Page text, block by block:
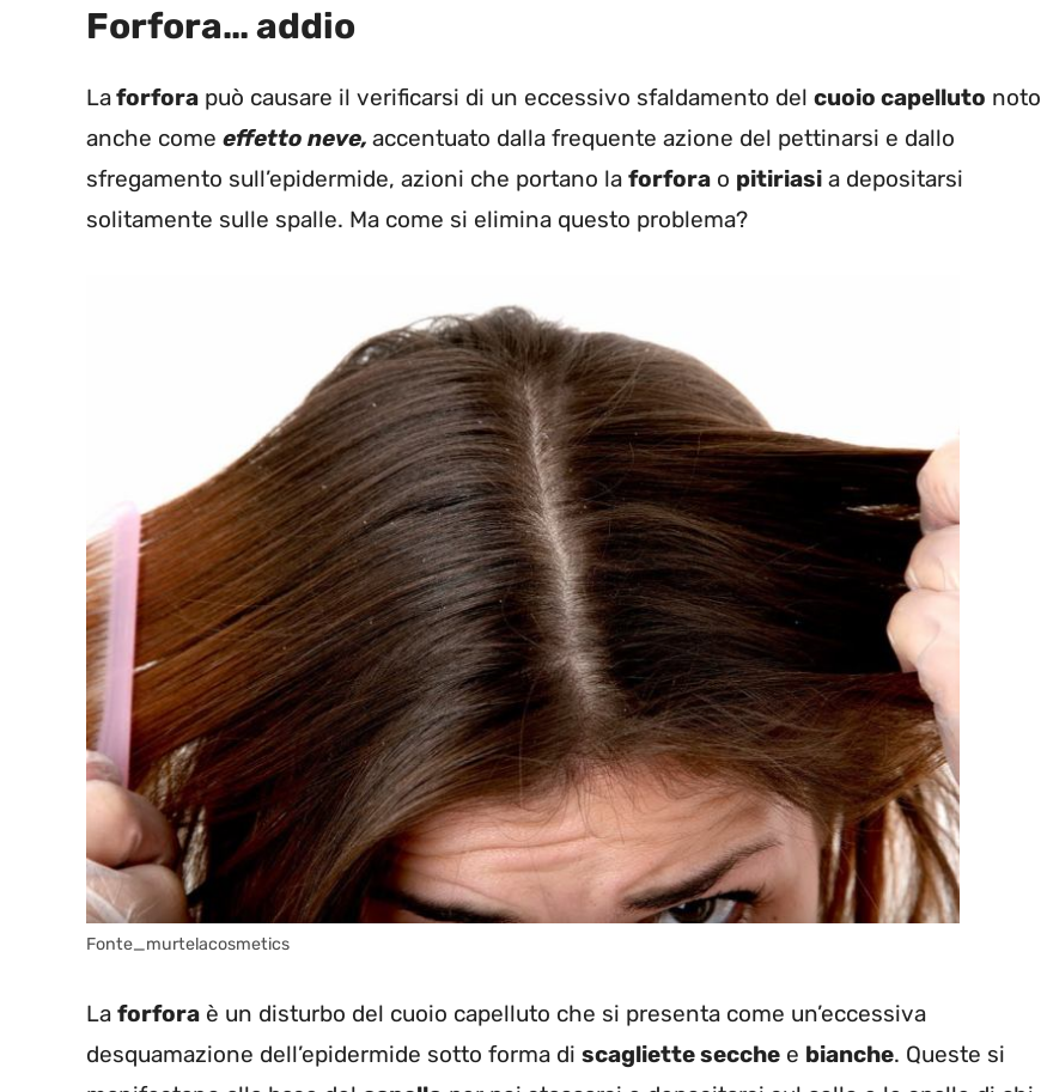
Forfora… addio
Laforfora può causare il verificarsi di un eccessivo sfaldamento del cuoio capelluto noto
anche come effetto neve, accentuato dalla frequente azione del pettinarsi e dallo
sfregamento sull’epidermide, azioni che portano la forfora o pitiriasi a depositarsi
solitamente sulle spalle. Ma come si elimina questo problema?
Fonte_murtelacosmetics
La forfora è un disturbo del cuoio capelluto che si presenta come un’eccessiva
desquamazione dell’epidermide sotto forma di scagliette secche e bianche. Queste si